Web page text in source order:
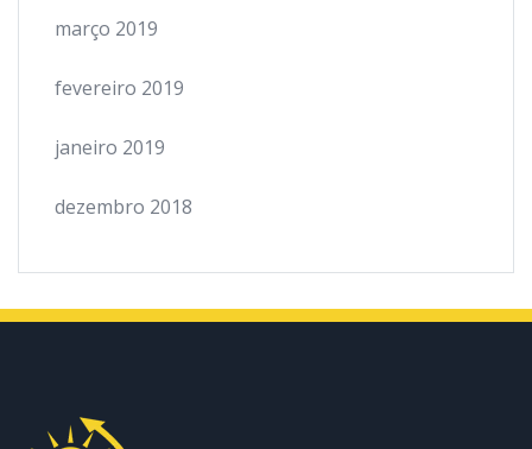
março 2019
fevereiro 2019
janeiro 2019
dezembro 2018